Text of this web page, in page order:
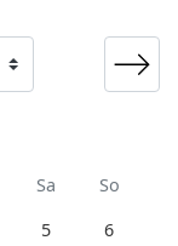
Sa
So
5
6